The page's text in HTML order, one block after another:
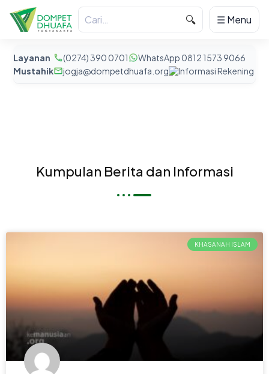
Layanan
Mustahik
(0274) 390 0701
WhatsApp 0812 1573 9066
jogja@dompetdhuafa.org
Informasi Rekening
🔍 ☰ Menu
Kumpulan Berita dan Informasi
KHASANAH ISLAM